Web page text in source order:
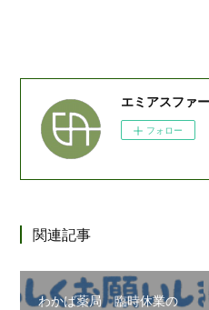
エミアスファ
フォロー
関連記事
わかば薬局 臨時休業の